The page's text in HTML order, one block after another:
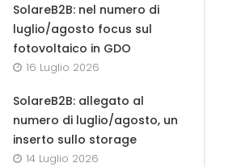
SolareB2B: nel numero di
luglio/agosto focus sul
fotovoltaico in GDO
16 Luglio 2026
SolareB2B: allegato al
numero di luglio/agosto, un
inserto sullo storage
14 Luglio 2026